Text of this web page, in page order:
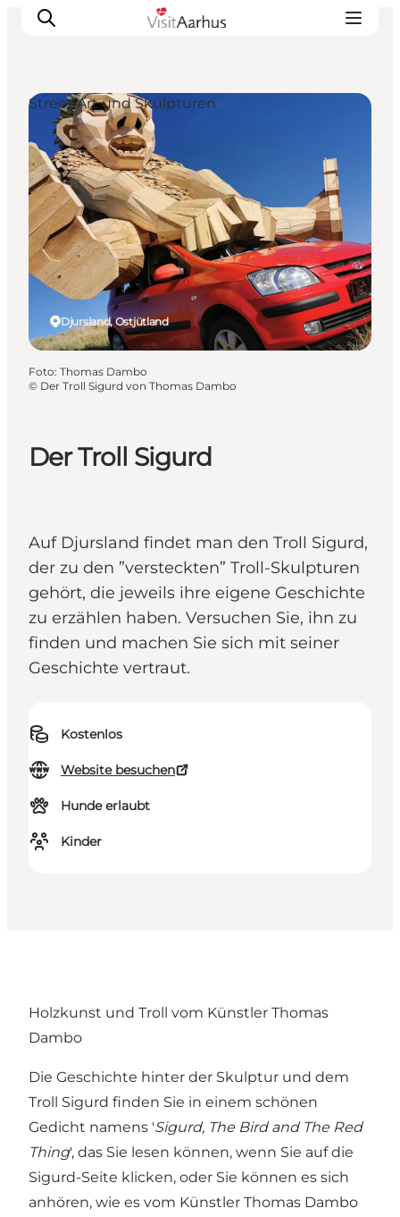
Sehen und erleben
Veranstaltungen
Städte und Regionen
Reiseplanung
Transport
Der Troll Sigurd
Auf Djursland findet man den Troll Sigurd,
der zu den ”versteckten” Troll-Skulpturen
gehört, die jeweils ihre eigene Geschichte
zu erzählen haben. Versuchen Sie, ihn zu
finden und machen Sie sich mit seiner
Geschichte vertraut.
Kostenlos
Website besuchen
Hunde erlaubt
Kinder
Djursland, Ostjütland
Street Art und Skulpturen
Foto: Thomas Dambo
© Der Troll Sigurd von Thomas Dambo
Holzkunst und Troll vom Künstler Thomas
Dambo
Die Geschichte hinter der Skulptur und dem
Troll Sigurd finden Sie in einem schönen
Gedicht namens 'Sigurd, The Bird and The Red
Thing', das Sie lesen können, wenn Sie aufdie
Sigurd-Seite klicken, oder Sie können es sich
anhören, wie es vom Künstler Thomas Dambo